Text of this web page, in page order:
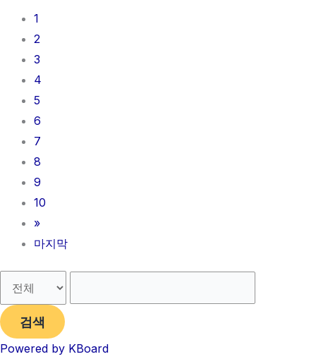
1
2
3
4
5
6
7
8
9
10
»
마지막
검색
Powered by KBoard